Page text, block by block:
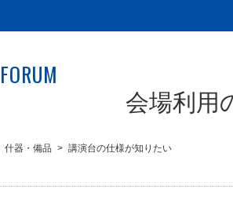
FORUM
会場利用
什器・備品 > 講演台の仕様が知りたい